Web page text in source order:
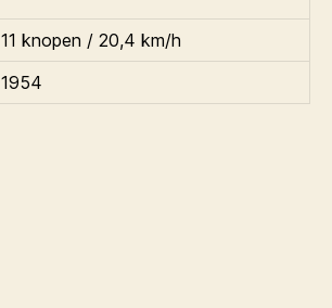
11 knopen / 20,4 km/h
1954